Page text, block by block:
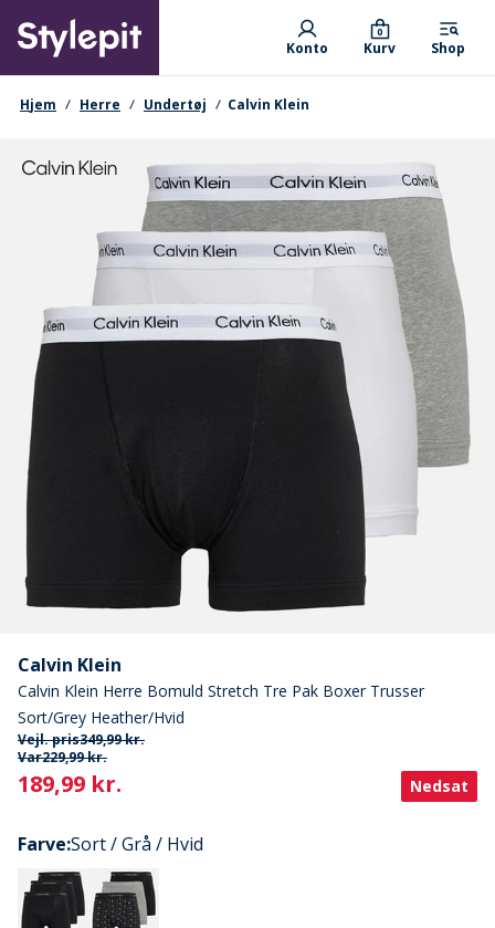
main
content
Primary departments
Konto Kurv
0
Shop
navigationssti
Hjem Herre Undertøj Calvin Klein
Calvin Klein
Calvin Klein Herre Bomuld Stretch Tre Pak Boxer Trusser
Sort/Grey Heather/Hvid
Vejl. pris349,99 kr.
Var229,99 kr.
Current
189,99 kr. Nedsat
Farve:Sort / Grå / Hvid